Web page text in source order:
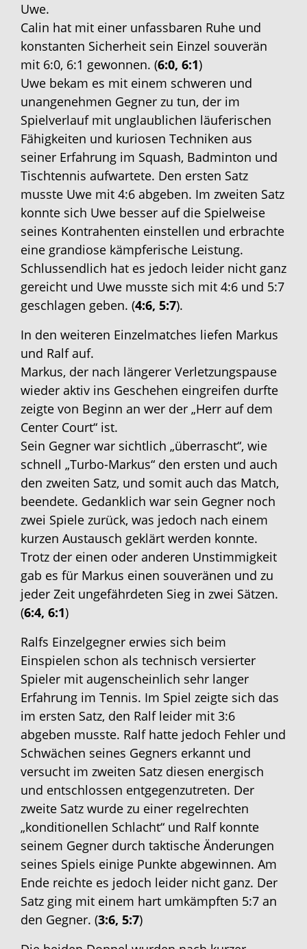
Uwe.
Calin hat mit einer unfassbaren Ruhe und
konstanten Sicherheit sein Einzel souverän
mit 6:0, 6:1 gewonnen. (6:0, 6:1)
Uwe bekam es mit einem schweren und
unangenehmen Gegner zu tun, der im
Spielverlauf mit unglaublichen läuferischen
Fähigkeiten und kuriosen Techniken aus
seiner Erfahrung im Squash, Badminton und
Tischtennis aufwartete. Den ersten Satz
musste Uwe mit 4:6 abgeben. Im zweiten Satz
konnte sich Uwe besser auf die Spielweise
seines Kontrahenten einstellen und erbrachte
eine grandiose kämpferische Leistung.
Schlussendlich hat es jedoch leider nicht ganz
gereicht und Uwe musste sich mit 4:6 und 5:7
geschlagen geben. (4:6, 5:7).
In den weiteren Einzelmatches liefen Markus
und Ralf auf.
Markus, der nach längerer Verletzungspause
wieder aktiv ins Geschehen eingreifen durfte
zeigte von Beginn an wer der „Herr auf dem
Center Court“ ist.
Sein Gegner war sichtlich „überrascht“, wie
schnell „Turbo-Markus“ den ersten und auch
den zweiten Satz, und somit auch das Match,
beendete. Gedanklich war sein Gegner noch
zwei Spiele zurück, was jedoch nach einem
kurzen Austausch geklärt werden konnte.
Trotz der einen oder anderen Unstimmigkeit
gab es für Markus einen souveränen und zu
jeder Zeit ungefährdeten Sieg in zwei Sätzen.
(6:4, 6:1)
Ralfs Einzelgegner erwies sich beim
Einspielen schon als technisch versierter
Spieler mit augenscheinlich sehr langer
Erfahrung im Tennis. Im Spiel zeigte sich das
im ersten Satz, den Ralf leider mit 3:6
abgeben musste. Ralf hatte jedoch Fehler und
Schwächen seines Gegners erkannt und
versucht im zweiten Satz diesen energisch
und entschlossen entgegenzutreten. Der
zweite Satz wurde zu einer regelrechten
„konditionellen Schlacht“ und Ralf konnte
seinem Gegner durch taktische Änderungen
seines Spiels einige Punkte abgewinnen. Am
Ende reichte es jedoch leider nicht ganz. Der
Satz ging mit einem hart umkämpften 5:7 an
den Gegner. (3:6, 5:7)